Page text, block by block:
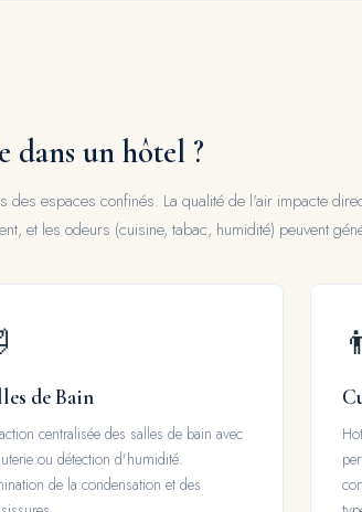
dans un hôtel ?
espaces confinés. La qualité de l'air impacte
et les odeurs (cuisine, tabac, humidité) peuvent
de Bain
centralisée des salles de bain avec
ou détection d'humidité.
de la condensation et des